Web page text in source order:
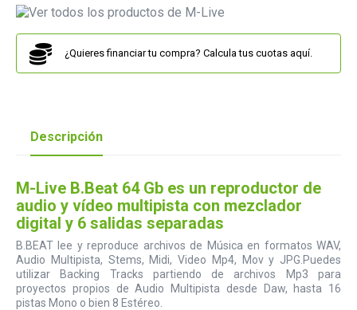
¿Quieres financiar tu compra? Calcula tus cuotas aquí.
Descripción
M-Live B.Beat 64 Gb es un reproductor de
audio y vídeo multipista con mezclador
digital y 6 salidas separadas
B.BEAT lee y reproduce archivos de Música en formatos WAV,
Audio Multipista, Stems, Midi, Video Mp4, Mov y JPG.Puedes
utilizar Backing Tracks partiendo de archivos Mp3 para
proyectos propios de Audio Multipista desde Daw, hasta 16
pistas Mono o bien 8 Estéreo.